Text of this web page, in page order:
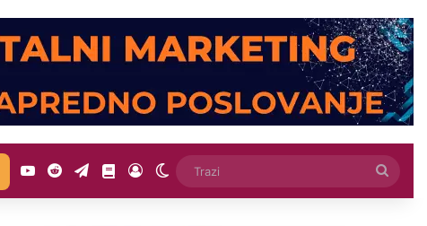
YouTube
RedditTelegramSEO Skola
Log InSwitch skin Trazi